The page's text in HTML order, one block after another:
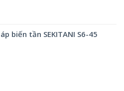
biến tần SEKITANI S6-45